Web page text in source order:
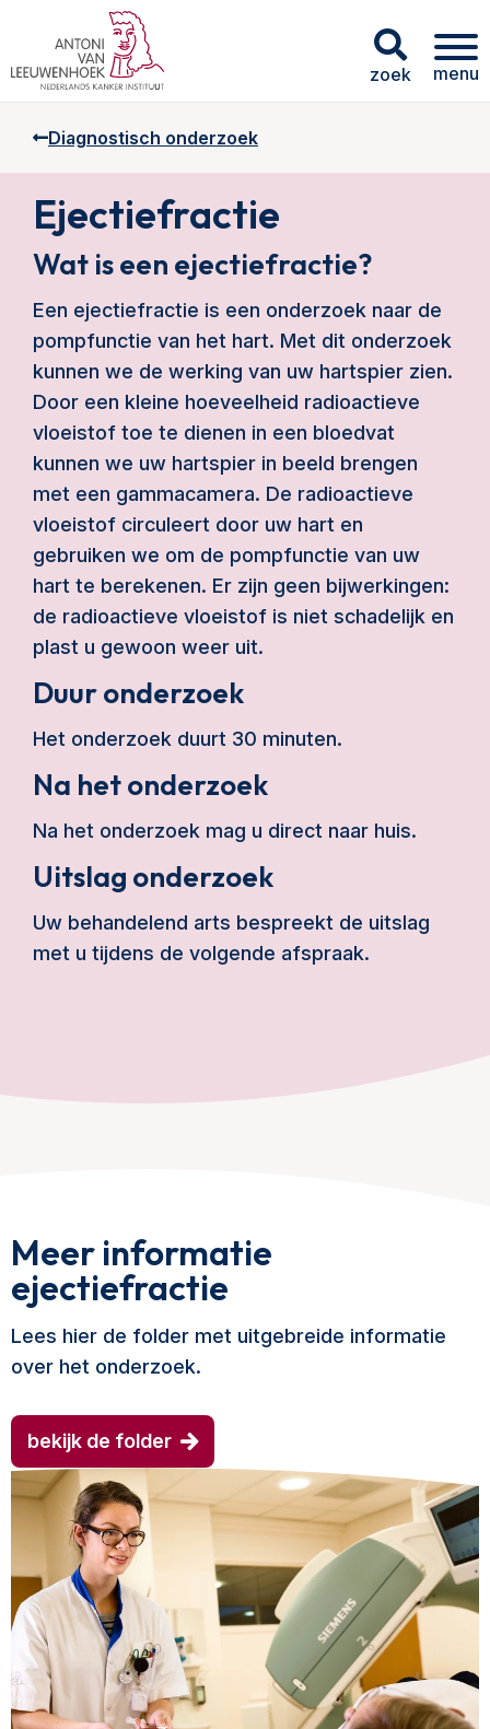
zoek menu
Diagnostisch onderzoek
Ejectiefractie
Wat is een ejectiefractie?
Een ejectiefractie is een onderzoek naar de
pompfunctie van het hart. Met dit onderzoek
kunnen we de werking van uw hartspier zien.
Door een kleine hoeveelheid radioactieve
vloeistof toe te dienen in een bloedvat
kunnen we uw hartspier in beeld brengen
met een gammacamera. De radioactieve
vloeistof circuleert door uw hart en
gebruiken we om de pompfunctie van uw
hart te berekenen. Er zijn geen bijwerkingen:
de radioactieve vloeistof is niet schadelijk en
plast u gewoon weer uit.
Duur onderzoek
Het onderzoek duurt 30 minuten.
Na het onderzoek
Na het onderzoek mag u direct naar huis.
Uitslag onderzoek
Uw behandelend arts bespreekt de uitslag
met u tijdens de volgende afspraak.
Meer informatie
ejectiefractie
Lees hier de folder met uitgebreide informatie
over het onderzoek.
bekijk de folder